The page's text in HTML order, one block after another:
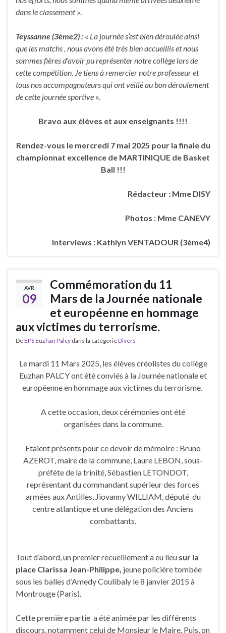
dans le classement».
Teyssanne (3ème2) : « La journée s’est bien déroulée ainsi
que les matchs , nous avons été très bien accueillis et nous
sommes fières d’avoir pu représenter notre collège lors de
cette compétition. Je tiens à remercier notre professeur et
tous nos accompagnateurs qui ont veillé au bon déroulement
de cette journée sportive ».
Bravo aux élèves et aux enseignants !!!!
Rendez-vous le mercredi 7 mai 2025 pour la finale du
championnat excellence de MARTINIQUE de Basket
Ball !!!
Rédacteur : Mme DISY
Photos : Mme CANEVY
Interviews : Kathlyn VENTADOUR (3ème4)
AVR
09
Commémoration du 11
Mars de la Journée nationale
et européenne en hommage
aux victimes du terrorisme.
DeEPS Euzhan Palcy dans la catégorieDivers
Le mardi 11 Mars 2025, les élèves créolistes du collège
Euzhan PALCY ont été conviés à la Journée nationale et
européenne enhommage aux victimes du terrorisme.
A cette occasion, deux cérémonies ont été
organisées dans la commune.
Etaient présents pour ce devoir de mémoire : Bruno
AZEROT, maire de la commune, Laure LEBON, sous-
préfète de la trinité, Sébastien LETONDOT,
représentant du commandant supérieur des forces
armées aux Antilles, Jiovanny WILLIAM, député du
centre atlantique et une délégation des Anciens
combattants.
Tout d’abord, un premier recueillement a eu lieu sur la
place Clarissa Jean-Philippe, jeune policière tombée
sous les balles d’Amedy Coulibaly le 8 janvier 2015 à
Montrouge (Paris).
Cette première partie a été animée par les différents
discours, notamment celui de Monsieur le Maire. Puis, on